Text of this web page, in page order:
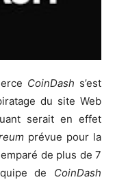
CoinDash s’est
du site Web
serait en effet
prévue pour la
de plus de 7
de CoinDash